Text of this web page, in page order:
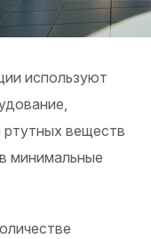
используют
веществ
минимальные